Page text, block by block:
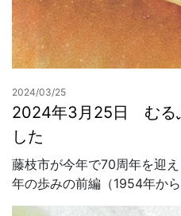
2024/03/25
2024年3月25日 むる
した
藤枝市が今年で70周年を迎
年の歩みの前編（1954年か